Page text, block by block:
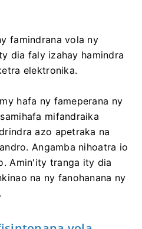
famindrana vola ny
dia faly izahay hamindra
elektronika.
hafa ny fameperana ny
mifandraika
azo apetraka na
Angamba nihoatra io
Amin'ity tranga ity dia
na ny fanohanana ny